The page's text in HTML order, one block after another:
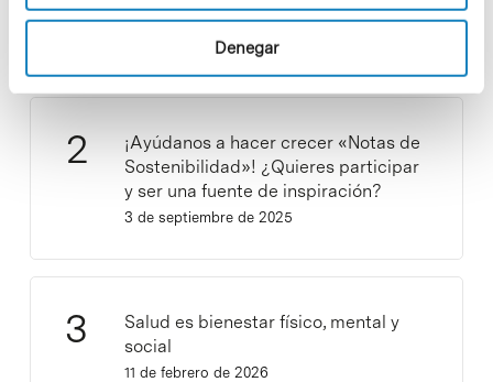
Denegar
crecer la Sostenibilidad en el PCB!
9 de septiembre de 2025
¡Ayúdanos a hacer crecer «Notas de
Sostenibilidad»! ¿Quieres participar
y ser una fuente de inspiración?
3 de septiembre de 2025
Salud es bienestar físico, mental y
social
11 de febrero de 2026